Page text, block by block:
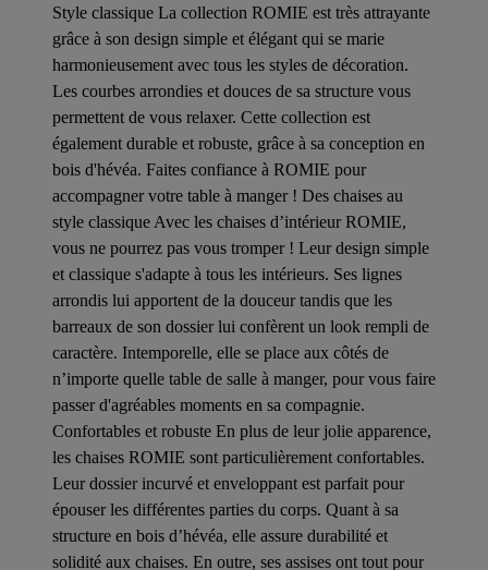
Style classique La collection ROMIE est très attrayante
grâce à son design simple et élégant qui se marie
harmonieusement avec tous les styles de décoration.
Les courbes arrondies et douces de sa structure vous
permettent de vous relaxer. Cette collection est
également durable et robuste, grâce à sa conception en
bois d'hévéa. Faites confiance à ROMIE pour
accompagner votre table à manger ! Des chaises au
style classique Avec les chaises d’intérieur ROMIE,
vous ne pourrez pas vous tromper ! Leur design simple
et classique s'adapte à tous les intérieurs. Ses lignes
arrondis lui apportent de la douceur tandis que les
barreaux de son dossier lui confèrent un look rempli de
caractère. Intemporelle, elle se place aux côtés de
n’importe quelle table de salle à manger, pour vous faire
passer d'agréables moments en sa compagnie.
Confortables et robuste En plus de leur jolie apparence,
les chaises ROMIE sont particulièrement confortables.
Leur dossier incurvé et enveloppant est parfait pour
épouser les différentes parties du corps. Quant à sa
structure en bois d’hévéa, elle assure durabilité et
solidité aux chaises. En outre, ses assises ont tout pour